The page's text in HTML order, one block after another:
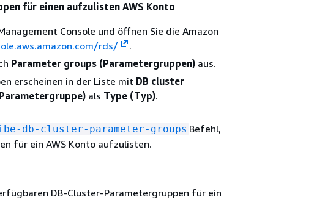
für einen aufzulisten AWS Konto
Console und öffnen Sie die Amazon
rds/
.
Parameter groups (Parametergruppen) aus.
erscheinen in der Liste mit DB cluster
als Type (Typ).
db-cluster-parameter-groups Befehl,
für ein AWS Konto aufzulisten.
DB-Cluster-Parametergruppen für ein